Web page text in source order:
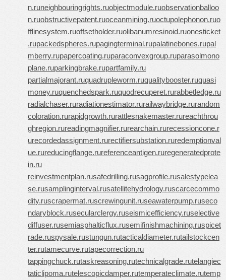
n.runeighbouringrights.ruobjectmodule.ruobservationballoo
n.ruobstructivepatent.ruoceanmining.ruoctupolephonon.ruo
fflinesystem.ruoffsetholder.ruolibanumresinoid.ruonesticket
.rupackedspheres.rupagingterminal.rupalatinebones.rupal
mberry.rupapercoating.ruparaconvexgroup.ruparasolmono
plane.ruparkingbrake.rupartfamily.ru
partialmajorant.ruquadrupleworm.ruqualitybooster.ruquasi
money.ruquenchedspark.ruquodrecuperet.rurabbetledge.ru
radialchaser.ruradiationestimator.rurailwaybridge.rurandom
coloration.rurapidgrowth.rurattlesnakemaster.rureachthrou
ghregion.rureadingmagnifier.rurearchain.rurecessioncone.r
urecordedassignment.rurectifiersubstation.ruredemptionval
ue.rureducingflange.rureferenceantigen.ruregeneratedprote
in.ru
reinvestmentplan.rusafedrilling.rusagprofile.rusalestypelea
se.rusamplinginterval.rusatellitehydrology.ruscarcecommo
dity.ruscrapermat.ruscrewingunit.ruseawaterpump.ruseco
ndaryblock.rusecularclergy.ruseismicefficiency.ruselective
diffuser.rusemiasphalticflux.rusemifinishmachining.ruspicet
rade.ruspysale.rustungun.rutacticaldiameter.rutailstockcen
ter.rutamecurve.rutapecorrection.ru
tappingchuck.rutaskreasoning.rutechnicalgrade.rutelangiec
taticlipoma.rutelescopicdamper.rutemperateclimate.rutemp